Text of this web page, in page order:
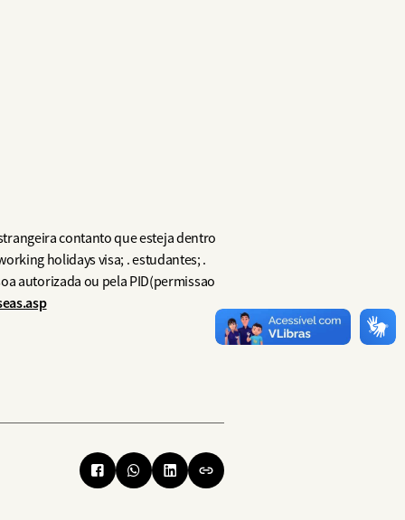
contanto que esteja dentro
holidays visa; . estudantes; .
autorizada ou pela PID(permissao